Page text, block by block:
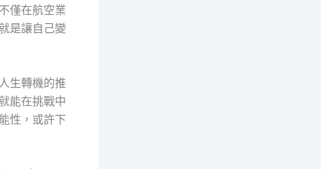
僅在航空業
是讓自己變
生轉機的推
能在挑戰中
性，或許下